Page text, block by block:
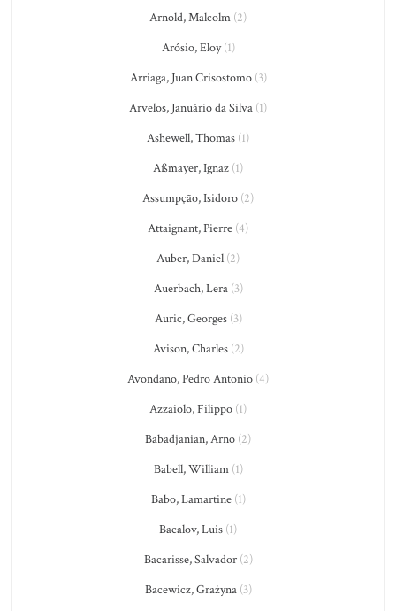
Arnold, Malcolm (2)
Arósio, Eloy(1)
Arriaga, Juan Crisostomo(3)
Arvelos, Januário da Silva (1)
Ashewell, Thomas (1)
Aßmayer, Ignaz (1)
Assumpção, Isidoro (2)
Attaignant, Pierre (4)
Auber, Daniel (2)
Auerbach, Lera(3)
Auric, Georges(3)
Avison, Charles(2)
Avondano, Pedro Antonio (4)
Azzaiolo, Filippo (1)
Babadjanian, Arno (2)
Babell, William(1)
Babo, Lamartine(1)
Bacalov, Luis (1)
Bacarisse, Salvador(2)
Bacewicz, Grażyna(3)